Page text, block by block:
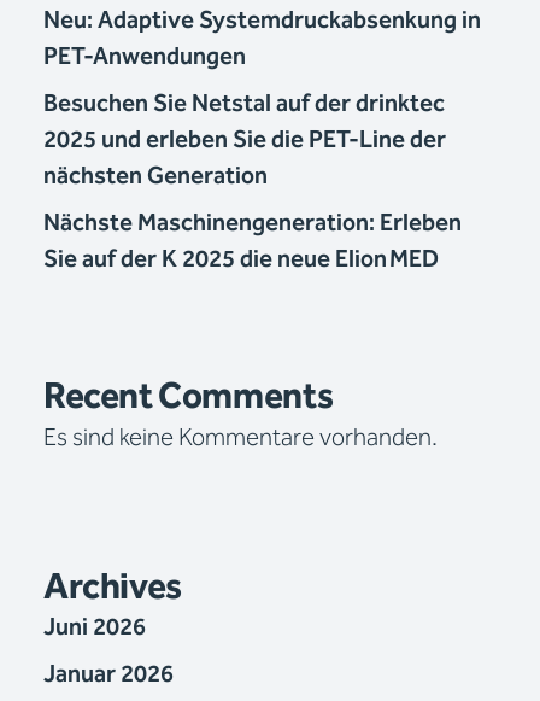
Neu: Adaptive Systemdruckabsenkung in
PET-Anwendungen
Besuchen Sie Netstal auf der drinktec
2025 und erleben Sie die PET-Line der
nächsten Generation
Nächste Maschinengeneration: Erleben
Sie auf der K 2025 die neue Elion MED
Recent Comments
Es sind keine Kommentare vorhanden.
Archives
Juni 2026
Januar 2026